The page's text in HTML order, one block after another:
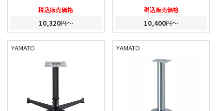
税込販売価格
10,320円～
税込販売価格
10,400円～
YAMATO YAMATO